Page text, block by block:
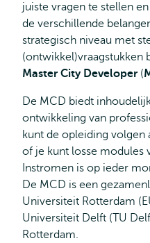
juiste vragen te stellen
de verschillende
strategisch niveau met
(ontwikkel)vraagstukken
Master City Developer (
De MCD biedt
ontwikkeling van
kunt de opleiding volgen
of je kunt losse modules
Instromen is op ieder
De MCD is een
Universiteit Rotterdam
Universiteit Delft (TU
Rotterdam.